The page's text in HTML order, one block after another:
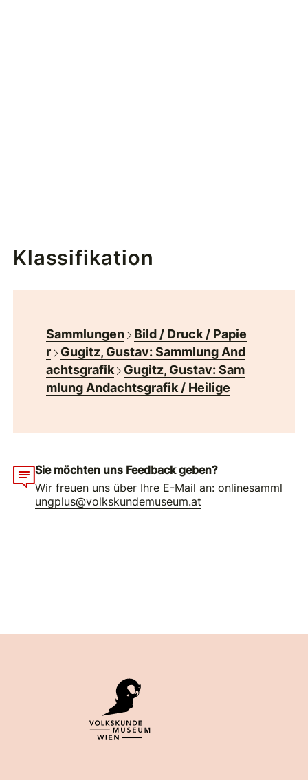
Klassifikation
Sammlungen
Bild / Druck / Papie
r
Gugitz, Gustav: Sammlung And
achtsgrafik
Gugitz, Gustav: Sam
mlung Andachtsgrafik / Heilige
Sie möchten uns Feedback geben?
Wir freuen uns über Ihre E-Mail an:onlinesamml
ungplus@volkskundemuseum.at